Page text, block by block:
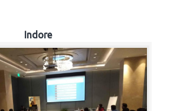
Indore